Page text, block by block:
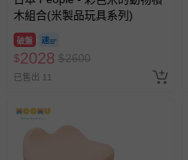
木組合(米製品玩具系列)
破盤
$2028 $2600
已售出 11